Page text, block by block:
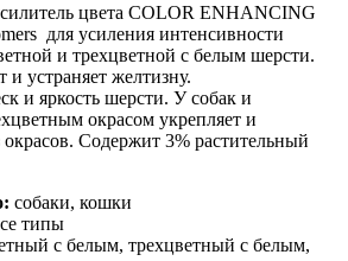
цвета COLOR ENHANCING
для усиления интенсивности
и трехцветной с белым шерсти.
и устраняет желтизну.
и яркость шерсти. У собак и
окрасом укрепляет и
Содержит 3% растительный
собаки, кошки
типы
с белым, трехцветный с белым,